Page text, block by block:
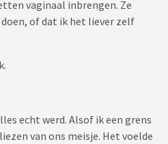
vaginaal inbrengen. Ze
of dat ik het liever zelf
echt werd. Alsof ik een grens
van ons meisje. Het voelde